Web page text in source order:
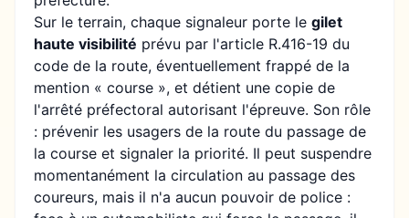
Sur le terrain, chaque signaleur porte le gilet
haute visibilité prévu par l'article R.416-19 du
code de la route, éventuellement frappé de la
mention « course », et détient une copie de
l'arrêté préfectoral autorisant l'épreuve. Son rôle
: prévenir les usagers de la route du passage de
la course et signaler la priorité. Il peut suspendre
momentanément la circulation au passage des
coureurs, mais il n'a aucun pouvoir de police :